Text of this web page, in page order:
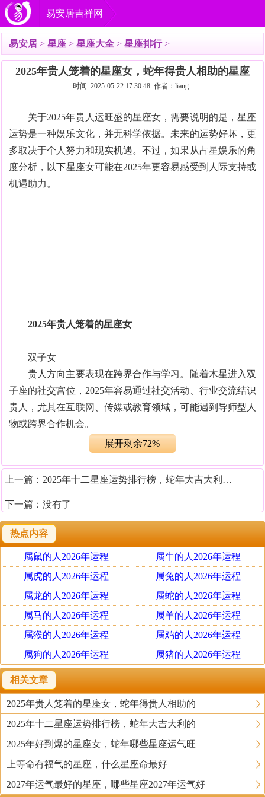
易安居吉祥网
易安居 > 星座 > 星座大全 > 星座排行>
2025年贵人笼着的星座女，蛇年得贵人相助的星座
时间: 2025-05-22 17:30:48 作者：liang
关于2025年贵人运旺盛的星座女，需要说明的是，星座
运势是一种娱乐文化，并无科学依据。未来的运势好坏，更
多取决于个人努力和现实机遇。不过，如果从占星娱乐的角
度分析，以下星座女可能在2025年更容易感受到人际支持或
机遇助力。
2025年贵人笼着的星座女
双子女
贵人方向主要表现在跨界合作与学习。随着木星进入双
子座的社交宫位，2025年容易通过社交活动、行业交流结识
贵人，尤其在互联网、传媒或教育领域，可能遇到导师型人
物或跨界合作机会。
贵人方向在家庭与情感支持方面。2025年巨蟹可能因家
庭关系(如长辈、伴侣)获得实际帮助，或在房产、家居事务
上受益。情感关系的稳定，也会成为事业发展的后盾。
天秤女
贵人方向主要在社交与人脉拓展方面。天秤的贵人运多
来自优质的人际圈层，2025年可能通过朋友介绍、团队合作
接触到关键人物，尤其在艺术、法律或公关领域容易得到助
力。
金牛女
贵人方向主要在事业与财富方面。2025年木星可能为金
牛带来事业上的资源整合机会，容易遇到提携自己的领导或
合作伙伴。尤其在创业、投资领域，贵人可能来自长期积累
的人脉或家庭支持。
2025年如何提升贵人运
风象星座：双子、天秤、水瓶
贵人方向：通过信息整合、创意协作吸引伯乐。建立信
展开剩余72%
上一篇： 2025年十二星座运势排行榜，蛇年大吉大利的星座
下一篇：没有了
热点内容
属鼠的人2026年运程
属牛的人2026年运程
属虎的人2026年运程
属兔的人2026年运程
属龙的人2026年运程
属蛇的人2026年运程
属马的人2026年运程
属羊的人2026年运程
属猴的人2026年运程
属鸡的人2026年运程
属狗的人2026年运程
属猪的人2026年运程
相关文章
2025年贵人笼着的星座女，蛇年得贵人相助的
2025年十二星座运势排行榜，蛇年大吉大利的
2025年好到爆的星座女，蛇年哪些星座运气旺
上等命有福气的星座，什么星座命最好
2027年运气最好的星座，哪些星座2027年运气好